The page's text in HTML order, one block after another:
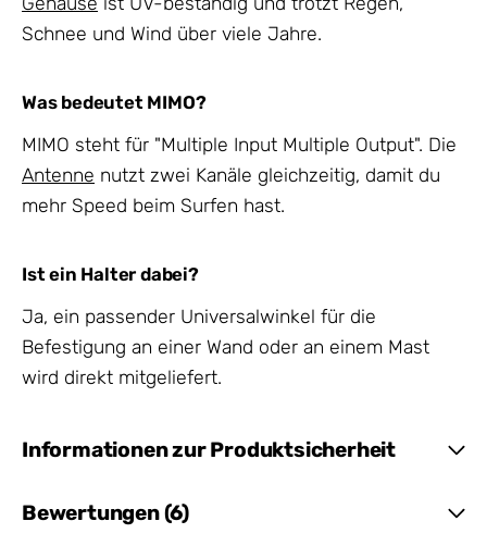
Schnee und Wind über viele Jahre.
Was bedeutet MIMO?
MIMO steht für "Multiple Input Multiple Output". Die
Antenne nutzt zwei Kanäle gleichzeitig, damit du
mehr Speed beim Surfen hast.
Ist ein Halter dabei?
Ja, ein passender Universalwinkel für die
Befestigung an einer Wand oder an einem Mast
wird direkt mitgeliefert.
Informationen zur Produktsicherheit
Bewertungen (6)